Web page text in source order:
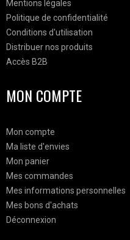
Mentions légales
Politique de confidentialité
Conditions d'utilisation
Distribuer nos produits
Accès B2B
MON COMPTE
Mon compte
Ma liste d'envies
Mon panier
Mes commandes
Mes informations personnelles
Mes bons d'achats
Déconnexion